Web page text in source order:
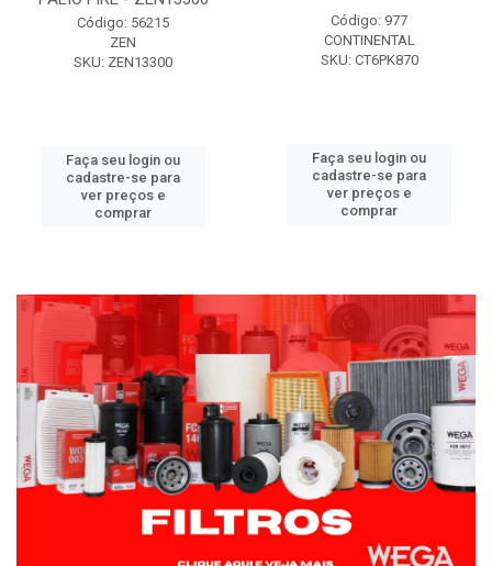
Código: 56215
ZEN
SKU: ZEN13300
Faça seu login ou
cadastre-se para
ver preços e
comprar
Código: 977
CONTINENTAL
SKU: CT6PK870
Faça seu login ou
cadastre-se para
ver preços e
comprar